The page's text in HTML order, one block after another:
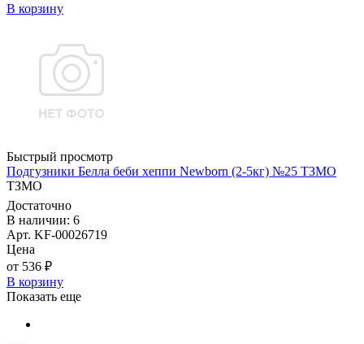
В корзину
Быстрый просмотр
Подгузники Белла беби хеппи Newborn (2-5кг) №25 ТЗМО
ТЗМО
Достаточно
В наличии: 6
Арт. KF-00026719
Цена
от 536 ₽
В корзину
Показать еще